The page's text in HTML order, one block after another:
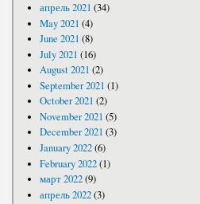
апрель 2021 (34)
May 2021 (4)
June 2021 (8)
July 2021 (16)
August 2021 (2)
September 2021 (1)
October 2021 (2)
November 2021 (5)
December 2021 (3)
January 2022(6)
February 2022(1)
март 2022(9)
апрель 2022(3)